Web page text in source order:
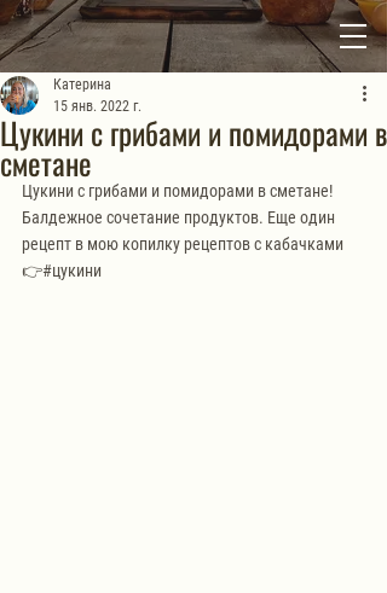
Цукини с грибами и помидорами в
сметане
Катерина
15 янв. 2022 г.
Цукини с грибами и помидорами в сметане!
Балдежное сочетание продуктов. Еще один
рецепт в мою копилку рецептов с кабачками
👉#цукини